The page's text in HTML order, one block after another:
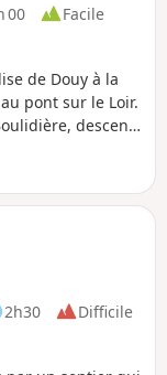
00
Facile
de Douy à la
pont sur le Loir.
descente
et la Chapelle
par le même
les étangs de la
foulques ainsi
conduit à
Château du
2h30
Difficile